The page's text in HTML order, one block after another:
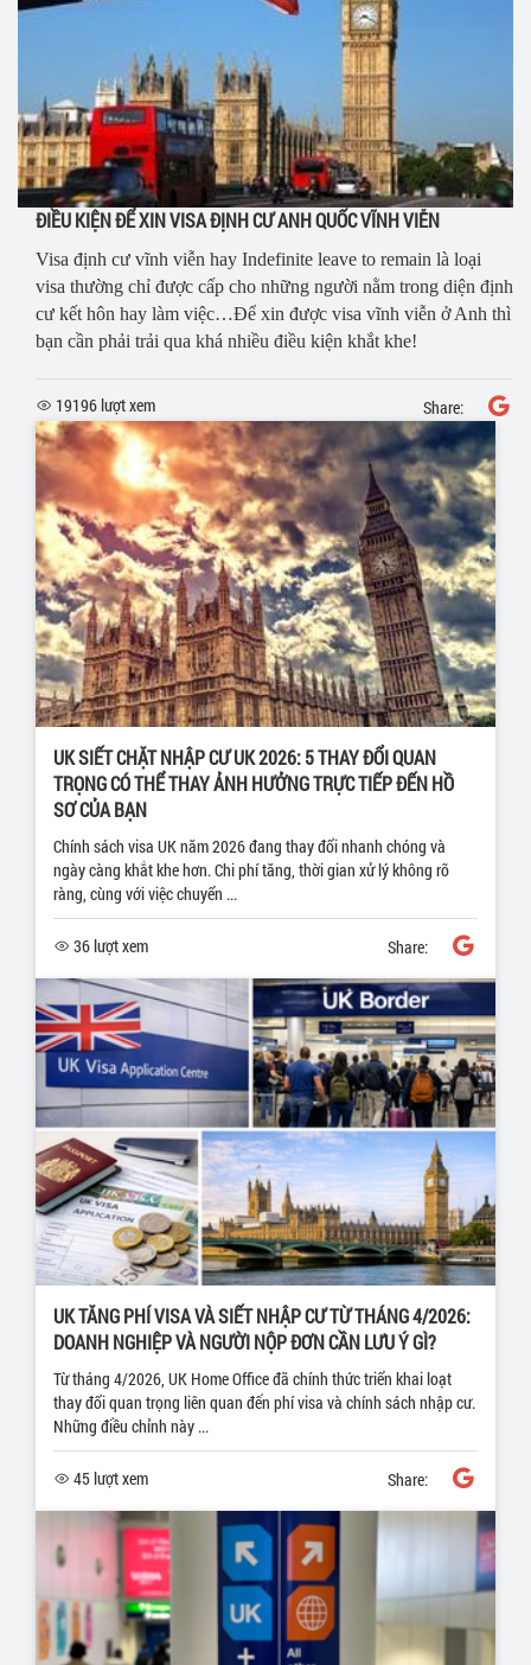
ĐIỀU KIỆN ĐỂ XIN VISA ĐỊNH CƯ ANH QUỐC VĨNH VIỄN
Visa định cư vĩnh viễn hay Indefinite leave to remain là loại
visa thường chỉ được cấp cho những người nằm trong diện định
cư kết hôn hay làm việc…Để xin được visa vĩnh viễn ở Anh thì
bạn cần phải trải qua khá nhiều điều kiện khắt khe!
19196 lượt xem Share:
UK SIẾT CHẶT NHẬP CƯ UK 2026: 5 THAY ĐỔI QUAN
TRỌNG CÓ THỂ THAY ẢNH HƯỞNG TRỰC TIẾP ĐẾN HỒ
SƠ CỦA BẠN
Chính sách visa UK năm 2026 đang thay đổi nhanh chóng và
ngày càng khắt khe hơn. Chi phí tăng, thời gian xử lý không rõ
ràng, cùng với việc chuyển ...
36 lượt xem Share:
UK TĂNG PHÍ VISA VÀ SIẾT NHẬP CƯ TỪ THÁNG 4/2026:
DOANH NGHIỆP VÀ NGƯỜI NỘP ĐƠN CẦN LƯU Ý GÌ?
Từ tháng 4/2026, UK Home Office đã chính thức triển khai loạt
thay đổi quan trọng liên quan đến phí visa và chính sách nhập cư.
Những điều chỉnh này ...
45 lượt xem Share: